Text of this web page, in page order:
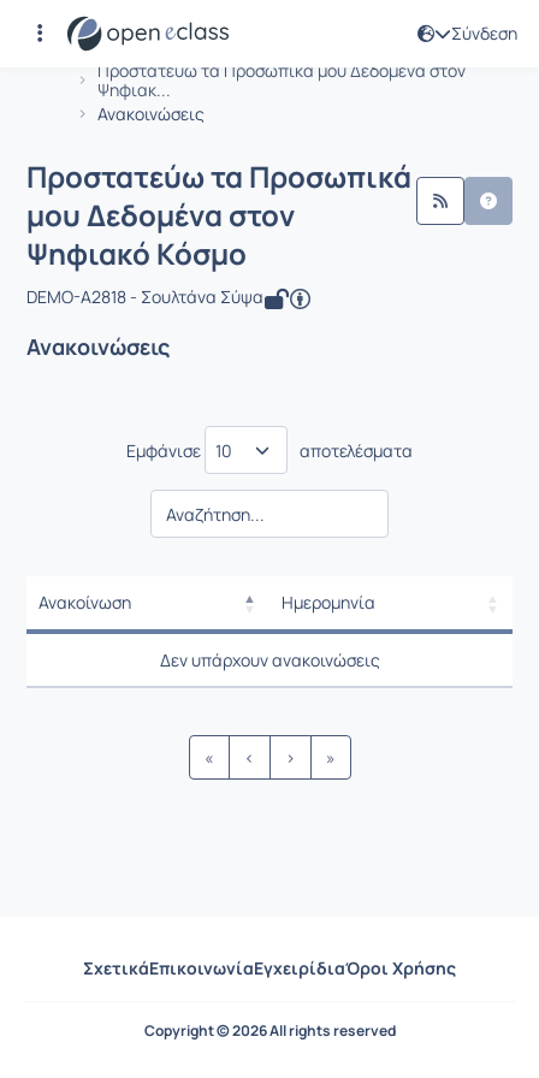
Σύνδεση
Αρχική Σελίδα
Προστατεύω τα Προσωπικά μου Δεδομένα στον
Ψηφιακ...
Ανακοινώσεις
Μάθημα : Προστατεύω τα
Προστατεύω τα Προσωπικά
μου Δεδομένα στον
Ψηφιακό Κόσμο
DEMO-A2818 - Σουλτάνα Σύψα
Ανακοινώσεις
Εμφάνισε αποτελέσματα
Ανακοίνωση
Ημερομηνία
Ρυθμίσεις επιλογής /
Ρυθμίσεις επιλογής /
Δεν υπάρχουν ανακοινώσεις
« ‹ › »
ΣχετικάΕπικοινωνίαΕγχειρίδιαΌροι Χρήσης
Copyright © 2026 All rights reserved